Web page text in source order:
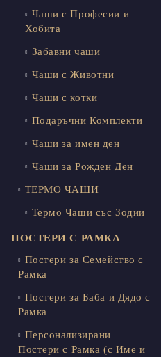
Чаши с Професии и
Хобита
Забавни чаши
Чаши с Животни
Чаши с котки
Подаръчни Комплекти
Чаши за имен ден
Чаши за Рожден Ден
ТЕРМО ЧАШИ
Термо Чаши със Зодии
ПОСТЕРИ С РАМКА
Постери за Семейство с
Рамка
Постери за Баба и Дядо с
Рамка
Персонализирани
Постери с Рамка (с Име и